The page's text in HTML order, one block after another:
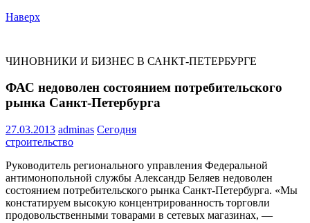
Наверх
ЧИНОВНИКИ И БИЗНЕС В САНКТ-ПЕТЕРБУРГЕ
ФАС недоволен состоянием потребительского
рынка Санкт-Петербурга
27.03.2013 adminas Сегодня
строительство
Руководитель регионального управления Федеральной
антимонопольной службы Александр Беляев недоволен
состоянием потребительского рынка Санкт-Петербурга. «Мы
констатируем высокую концентрированность торговли
продовольственными товарами в сетевых магазинах, —